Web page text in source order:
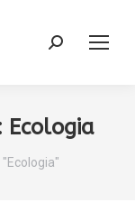
Search:
Ecologia